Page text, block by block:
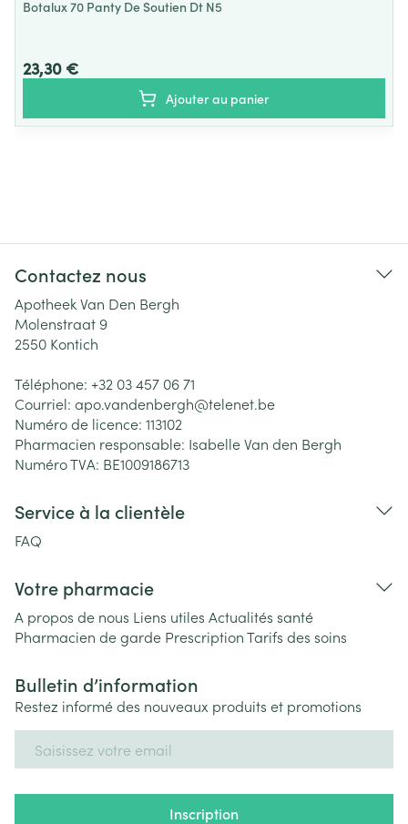
Botalux 70 Panty De Soutien Dt N5
23,30 €
Ajouter au panier
Contactez nous
Apotheek Van Den Bergh
Molenstraat 9
2550 Kontich
Téléphone: +32 03 457 06 71
Courriel: apo.vandenbergh@telenet.be
Numéro de licence: 113102
Pharmacien responsable: Isabelle Van den Bergh
Numéro TVA: BE1009186713
Service à la clientèle
FAQ
Votre pharmacie
A propos de nous Liens utiles Actualités santé
Pharmacien de garde PrescriptionTarifs des soins
Bulletin d’information
Restez informé des nouveaux produits et promotions
Inscription